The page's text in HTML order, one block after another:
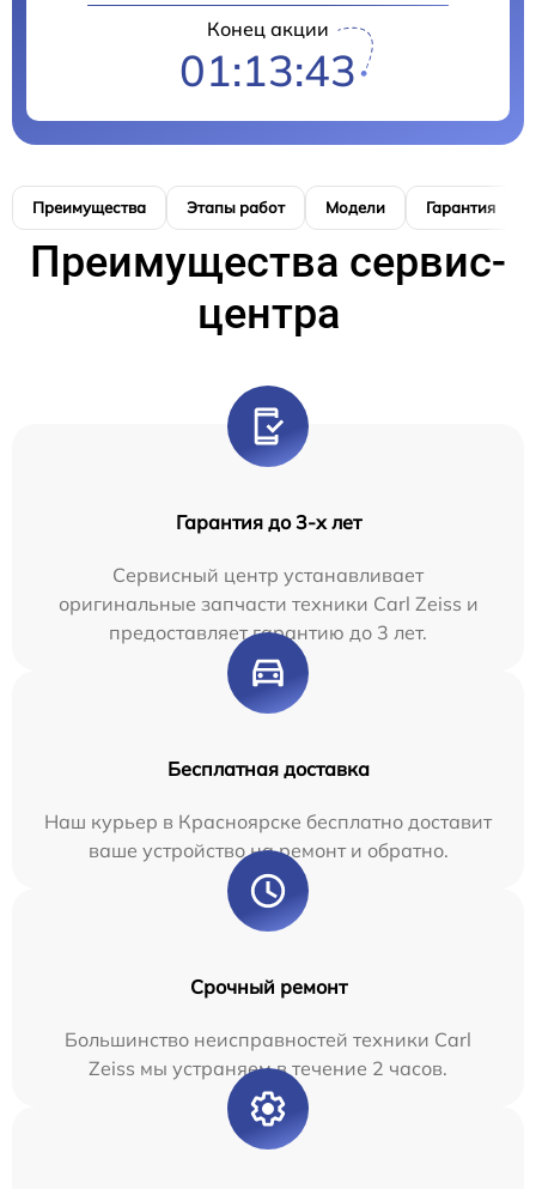
Конец акции
01:13:42
Преимущества Этапы работ Модели Гарантия
Преимущества сервис-
центра
Гарантия до 3-х лет
Сервисный центр устанавливает
оригинальные запчасти техники Carl Zeiss и
предоставляет гарантию до 3 лет.
Бесплатная доставка
Наш курьер в Красноярске бесплатно доставит
ваше устройство на ремонт и обратно.
Срочный ремонт
Большинство неисправностей техники Carl
Zeiss мы устраняем в течение 2 часов.